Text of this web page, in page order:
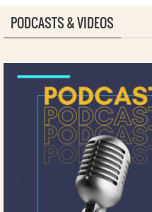
PODCASTS & VIDEOS